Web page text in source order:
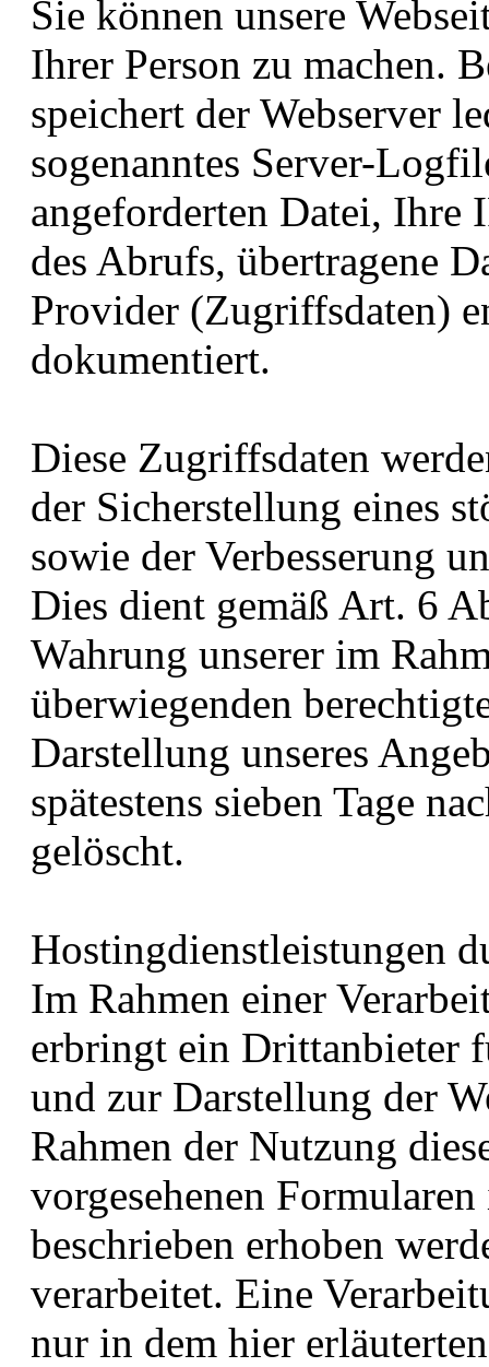
Sie können unsere
Ihrer Person zu machen.
speichert der Webserver
sogenanntes Server-
angeforderten Datei, Ihre
des Abrufs, übertragene
Provider (Zugriffsdaten)
dokumentiert.
Diese Zugriffsdaten
der Sicherstellung eines
sowie der Verbesserung
Dies dient gemäß Art. 6
Wahrung unserer im
überwiegenden
Darstellung unseres
spätestens sieben Tage
gelöscht.
Hostingdienstleistungen
Im Rahmen einer
erbringt ein Drittanbieter
und zur Darstellung der
Rahmen der Nutzung
vorgesehenen
beschrieben erhoben
verarbeitet. Eine
nur in dem hier